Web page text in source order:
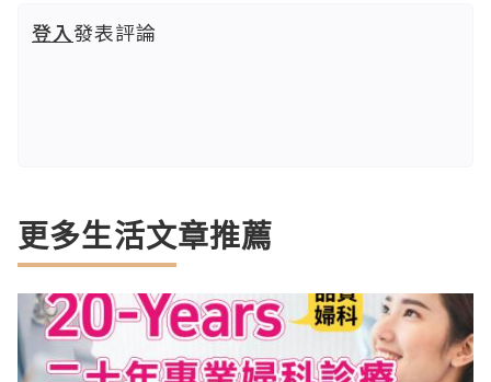
登入發表評論
更多生活文章推薦